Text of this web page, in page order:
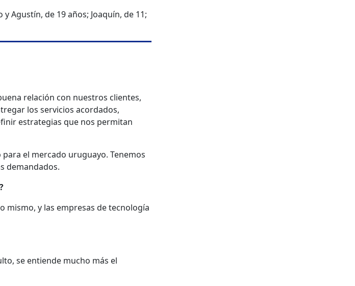
Agustín, de 19 años; Joaquín, de 11;
relación con nuestros clientes,
los servicios acordados,
estrategias que nos permitan
el mercado uruguayo. Tenemos
demandados.
mismo, y las empresas de tecnología
se entiende mucho más el